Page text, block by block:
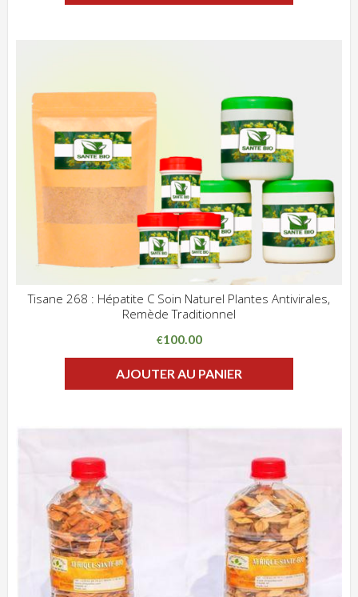
Tisane 268 : Hépatite C Soin Naturel Plantes Antivirales,
Remède Traditionnel
€100.00
AJOUTER AU PANIER